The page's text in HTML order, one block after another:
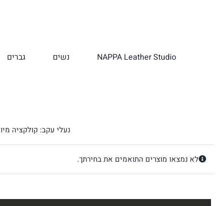
NAPPA Leather Studio נשים גברים
נעלי עקב: קולקציה
לא נמצאו מוצרים התואמים את בחירתך.